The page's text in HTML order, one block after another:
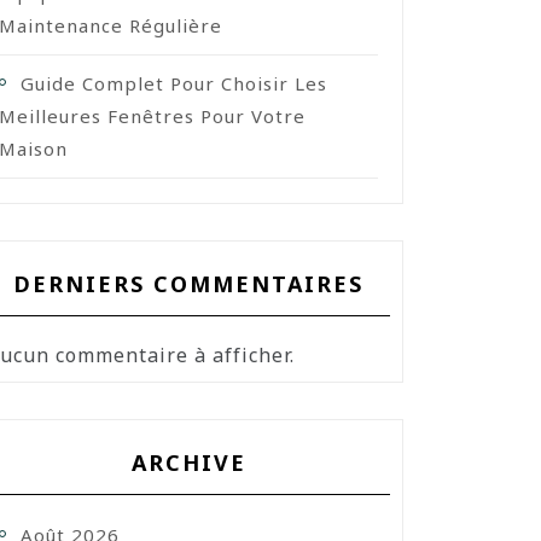
Maintenance Régulière
Guide Complet Pour Choisir Les
Meilleures Fenêtres Pour Votre
Maison
DERNIERS COMMENTAIRES
commentaire à afficher.
ARCHIVE
Août 2026